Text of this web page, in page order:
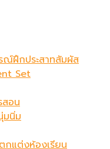
ณ์ฝึกประสาทสัมผัส
Set
อน
มนิ่ม
กแต่งห้องเรียน